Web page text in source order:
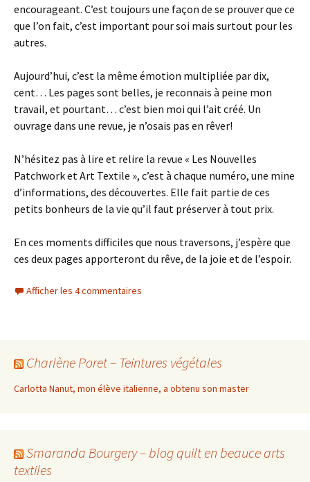
encourageant. C’est toujours une façon de se prouver que ce
que l’on fait, c’est important pour soi mais surtout pour les
autres.
Aujourd’hui, c’est la même émotion multipliée par dix,
cent… Les pages sont belles, je reconnais à peine mon
travail, et pourtant… c’est bien moi qui l’ait créé. Un
ouvrage dans une revue, je n’osais pas en rêver!
N’hésitez pas à lire et relire la revue « Les Nouvelles
Patchwork et Art Textile », c’est à chaque numéro, une mine
d’informations, des découvertes. Elle fait partie de ces
petits bonheurs de la vie qu’il faut préserver à tout prix.
En ces moments difficiles que nous traversons, j’espère que
ces deux pages apporteront du rêve, de la joie et de l’espoir.
Afficher les 4 commentaires
Charlène Poret – Teintures végétales
Carlotta Nanut, mon élève italienne, a obtenu son master
Smaranda Bourgery – blog quilt en beauce arts
textiles